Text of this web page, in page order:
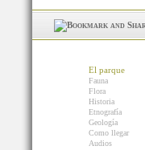
El parque
Fauna
Flora
Historia
Etnografía
Geología
Como llegar
Audios